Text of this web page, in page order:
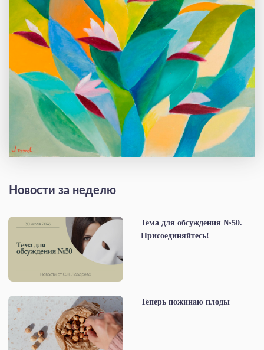
Новости за неделю
Тема для обсуждения №50.
Присоединяйтесь!
Теперь пожинаю плоды